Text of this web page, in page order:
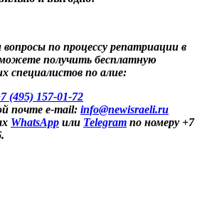
вопросы по процессу репатриации в
получить бесплатную
специалистов по алие:
(495) 157-01-72
почте e-mail: info@newisraeli.ru
WhatsApp или Telegram по номеру +7